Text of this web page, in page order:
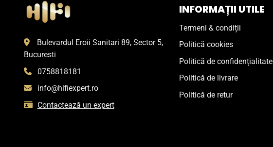
Bulevardul Eroii Sanitari 89, Sector 5,
Bucuresti
0758818181
info@hifiexpert.ro
Contactează un expert
INFORMAȚII UTILE
Termeni & condiții
Politică cookies
Politică de confidențialitate
Politică de livrare
Politică de retur